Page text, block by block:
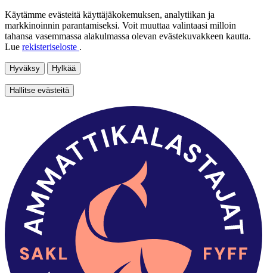
Käytämme evästeitä käyttäjäkokemuksen, analytiikan ja
markkinoinnin parantamiseksi. Voit muuttaa valintaasi milloin
tahansa vasemmassa alakulmassa olevan evästekuvakkeen kautta.
Lue rekisteriseloste .
Hyväksy Hylkää
Hallitse evästeitä